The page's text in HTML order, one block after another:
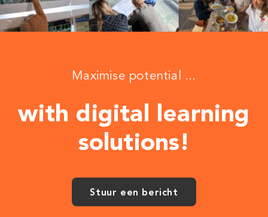
Maximise potential ...
with digital learning
solutions!
Stuur een bericht